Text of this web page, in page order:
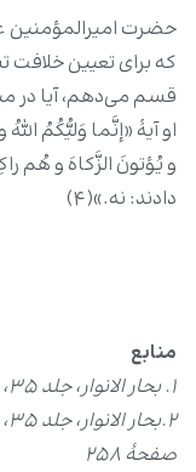
حضرت امیرالمؤمنین
که برای تعیین خلافت
قسم می‌دهم، آیا در
او آیۀ «إنَّما وَلیُّکُمُ
و یُؤتونَ الزَّکاهَ و هُم
دادند: نه.»(۴)
منابع
۱. بحار الانوار، جلد ۳۵، صفحۀ
صفحۀ ۲۵۸